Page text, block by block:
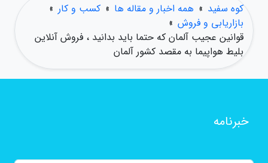
کوه سفید » همه اخبار و مقاله ها » کسب و کار »
بازاریابی و فروش »
قوانین عجیب آلمان که حتما باید بدانید ، فروش آنلاین
بلیط هواپیما به مقصد کشور آلمان
خبرنامه